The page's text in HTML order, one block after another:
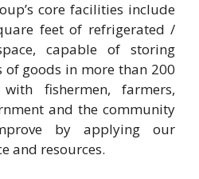
core facilities include
feet of refrigerated /
capable of storing
of goods in more than 200
fishermen, farmers,
and the community
by applying our
and resources.